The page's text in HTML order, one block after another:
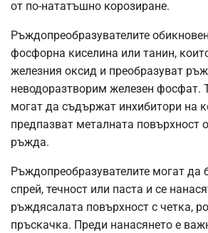
от по-нататъшно корозиране.
Ръждопреобразувателите
фосфорна киселина или танин,
железния оксид и преобразуват
неводоразтворим железен фосфат.
могат да съдържат инхибитори на
предпазват металната повърхност
ръжда.
Ръждопреобразувателите могат да
спрей, течност или паста и се
ръждясалата повърхност с четка,
пръскачка. Преди нанасянето е